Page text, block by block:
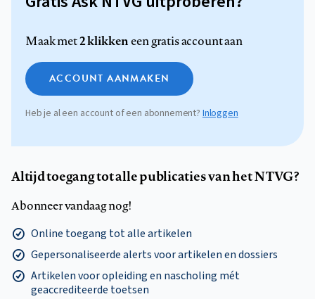
Maak met2 klikkeneen gratis account aan
ACCOUNT AANMAKEN
Heb je al een account of een abonnement?Inloggen
Altijd toegang tot alle publicaties van het NTVG?
Abonneer vandaag nog!
Online toegang tot alle artikelen
Gepersonaliseerde alerts voor artikelen en dossiers
Artikelen voor opleiding en nascholing mét
geaccrediteerde toetsen